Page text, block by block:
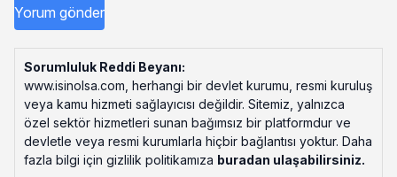
Sorumluluk Reddi Beyanı:
www.isinolsa.com, herhangi bir devlet kurumu, resmi kuruluş
veya kamu hizmeti sağlayıcısı değildir. Sitemiz, yalnızca
özel sektör hizmetleri sunan bağımsız bir platformdur ve
devletle veya resmi kurumlarla hiçbir bağlantısı yoktur. Daha
fazla bilgi için gizlilik politikamıza buradan ulaşabilirsiniz.